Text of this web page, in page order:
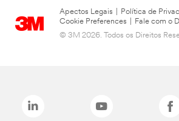
Apectos Legais Política de
Cookie Preferences
Fale com o
© 3M 2026. Todos os Direitos